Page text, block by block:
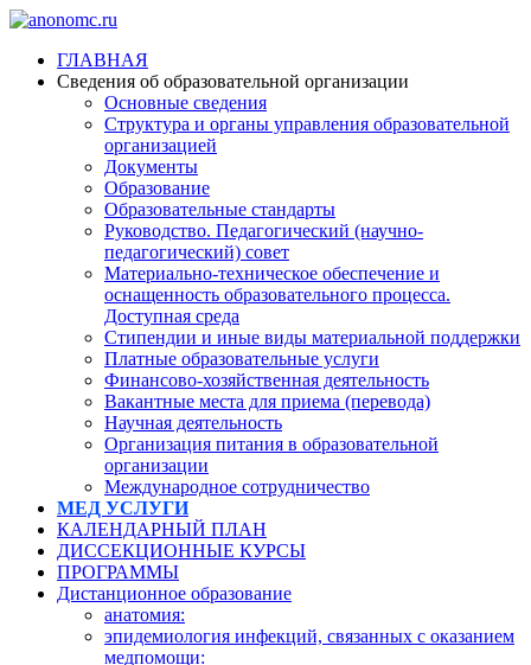
ГЛАВНАЯ
Сведения об образовательной организации
Основные сведения
Структура и органы управления образовательной
организацией
Документы
Образование
Образовательные стандарты
Руководство. Педагогический (научно-
педагогический) совет
Материально-техническое обеспечение и
оснащенность образовательного процесса.
Доступная среда
Стипендии и иные виды материальной поддержки
Платные образовательные услуги
Финансово-хозяйственная деятельность
Вакантные места для приема (перевода)
Научная деятельность
Организация питания в образовательной
организации
Международное сотрудничество
МЕД УСЛУГИ
КАЛЕНДАРНЫЙ ПЛАН
ДИССЕКЦИОННЫЕ КУРСЫ
ПРОГРАММЫ
Дистанционное образование
анатомия:
эпидемиология инфекций, связанных с оказанием
медпомощи: